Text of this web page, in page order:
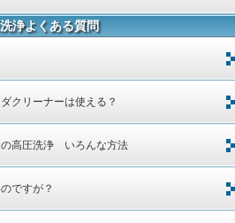
浄よくある質問
クリーナーは使える？
の高圧洗浄 いろんな方法
ですが？